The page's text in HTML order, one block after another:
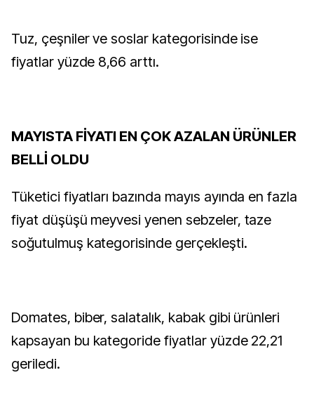
Tuz, çeşniler ve soslar kategorisinde ise
fiyatlar yüzde 8,66 arttı.
MAYISTA FİYATI EN ÇOK AZALAN ÜRÜNLER
BELLİ OLDU
Tüketici fiyatları bazında mayıs ayında en fazla
fiyat düşüşü meyvesi yenen sebzeler, taze
soğutulmuş kategorisinde gerçekleşti.
Domates, biber, salatalık, kabak gibi ürünleri
kapsayan bu kategoride fiyatlar yüzde 22,21
geriledi.